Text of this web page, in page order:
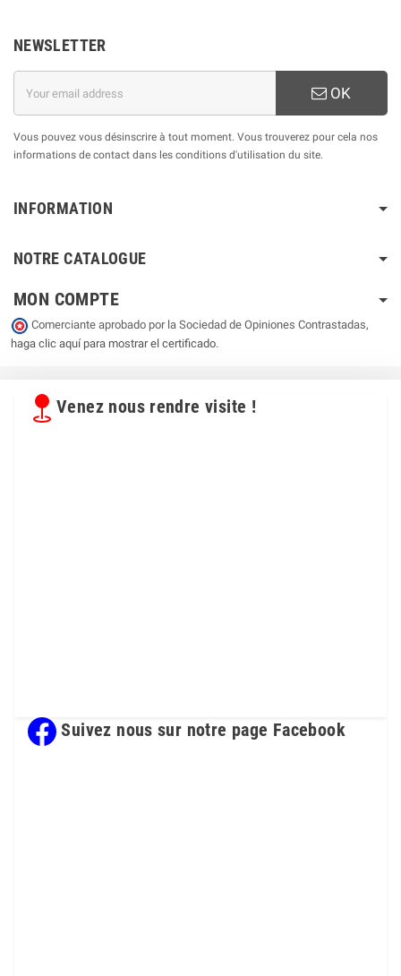
NEWSLETTER
OK
Vous pouvez vous désinscrire à tout moment. Vous trouverez pour cela nos
informations de contact dans les conditions d'utilisation du site.
INFORMATION
NOTRE CATALOGUE
MON COMPTE
Comerciante aprobado por la Sociedad de Opiniones Contrastadas,
haga clic aquí para mostrar el certificado.
Venez nous rendre visite !
Suivez nous sur notre page Facebook